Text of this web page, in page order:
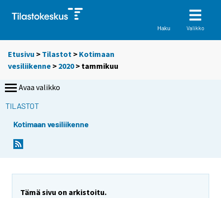
Haku Valikko
Etusivu > Tilastot > Kotimaan
vesiliikenne > 2020> tammikuu
Avaa valikko
TILASTOT
Kotimaan vesiliikenne
Tämä sivu on arkistoitu.